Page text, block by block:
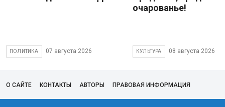
ПОЛИТИКА 07 августа 2026
очарованье!
КУЛЬТУРА 08 августа 2026
О САЙТЕ КОНТАКТЫ АВТОРЫ ПРАВОВАЯ ИНФОРМАЦИЯ